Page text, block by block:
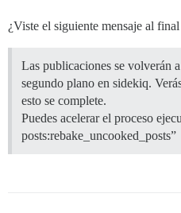
¿Viste el siguiente mensaje al
Las publicaciones se volverán
segundo plano en sidekiq.
esto se complete.
Puedes acelerar el proceso
posts:rebake_uncooked_posts”